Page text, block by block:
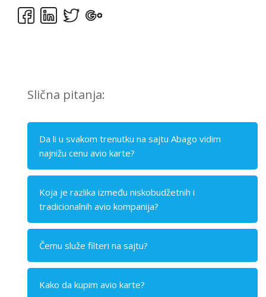
Slična pitanja:
Da li u svakom trenutku na sajtu Abago vidim
najnižu cenu avio karte?
Koja je razlika između niskobudžetnih i
tradicionalnih avio kompanija?
Čemu služe filteri na sajtu?
Kako da kupim avio karte?